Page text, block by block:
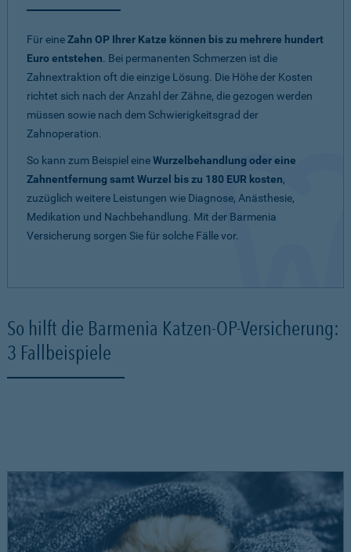
Für eineZahn OP Ihrer Katze können bis zu mehrere hundert
Euro entstehen. Bei permanenten Schmerzen ist die
Zahnextraktion oft die einzige Lösung. Die Höhe der Kosten
richtet sich nach der Anzahl der Zähne, die gezogen werden
müssen sowie nach dem Schwierigkeitsgrad der
Zahnoperation.
So kann zum Beispiel eineWurzelbehandlung oder eine
Zahnentfernung samt Wurzel bis zu 180 EUR kosten,
zuzüglich weitere Leistungen wie Diagnose, Anästhesie,
Medikation und Nachbehandlung. Mit der Barmenia
Versicherung sorgen Sie für solche Fälle vor.
So hilft die Barmenia Katzen-OP-Versicherung:
3 Fallbeispiele